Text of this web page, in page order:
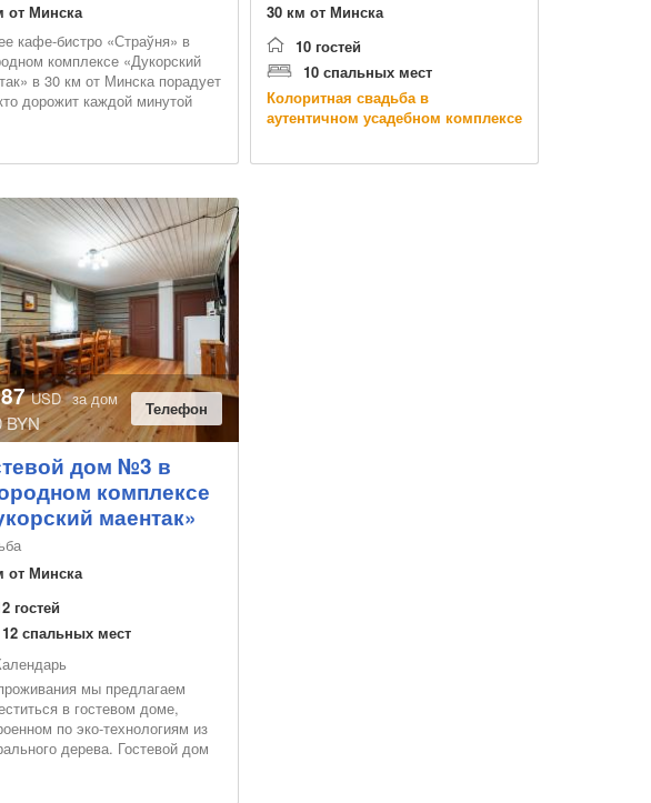
от Минска
кафе-бистро «Страўня» в
комплексе «Дукорский
в 30 км от Минска порадует
дорожит каждой минутой
30 км от Минска
10 гостей
10 спальных мест
Колоритная свадьба в
аутентичном усадебном комплексе
USD за дом
BYN
Телефон
дом №3 в
комплексе
маентак»
от Минска
гостей
12 спальных мест
мы предлагаем
в гостевом доме,
по эко-технологиям из
дерева. Гостевой дом